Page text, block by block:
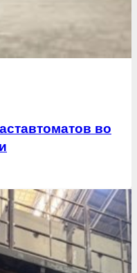
во